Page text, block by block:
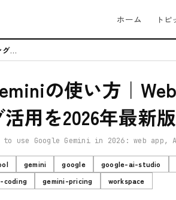
ホーム トピ
Geminiの使い方｜Web版・API・コーディング活用を2026年最新版で解説
の使い方｜
活用を2026年最新
to use Google Gemini in 2026: web app,
gemini google google-ai-studio
coding
gemini-pricing workspace